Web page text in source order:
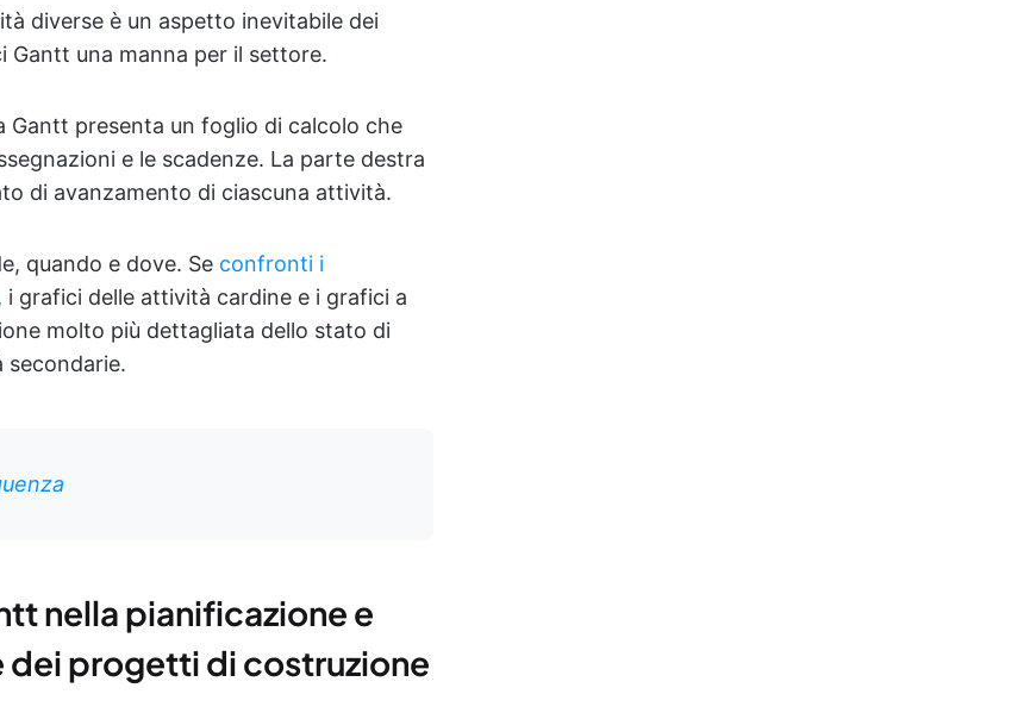
diverse è un aspetto inevitabile dei
una manna per il settore.
Gantt presenta un foglio di calcolo che
e le scadenze. La parte destra
di avanzamento di ciascuna attività.
quando e dove. Se confronti i
, i grafici delle attività cardine e i grafici a
molto più dettagliata dello stato di
nella pianificazione e
progetti di costruzione